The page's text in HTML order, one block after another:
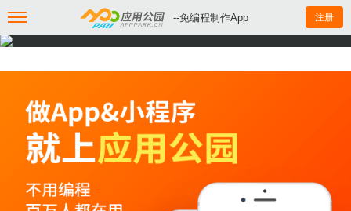
--免编程制作App 注册